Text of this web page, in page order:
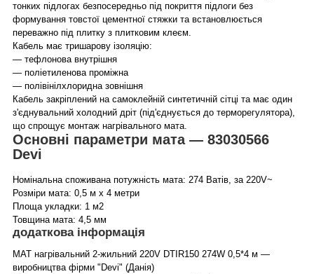
тонких підлогах безпосередньо під покриття підлоги без
формування товстої цементної стяжки та встановлюється
переважно під плитку з плитковим клеєм.
Кабель має тришарову ізоляцію:
— тефлонова внутрішня
— поліетиленова проміжна
— полівінілхлоридна зовнішня
Кабель закріплений на самоклейній синтетичній сітці та має один
з'єднувальний холодний дріт (під'єднується до терморегулятора),
що спрощує монтаж нагрівального мата.
Основні параметри мата — 83030566
Devi
Номінальна споживана потужність мата: 274 Ватів, за 220V~
Розміри мата: 0,5 м х 4 метри
Площа укладки: 1 м2
Товщина мата: 4,5 мм
додаткова інформація
МАТ нагрівальний 2-жильний 220V DTIR150 274W 0,5*4 м —
виробництва фірми "Devi" (Данія)